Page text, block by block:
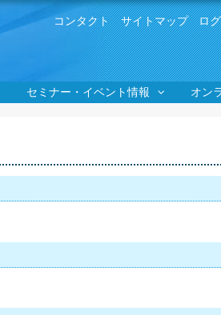
ユ
メ
ニ
コンタクト サイトマップ ロ
セミナー・イベント情報 オン